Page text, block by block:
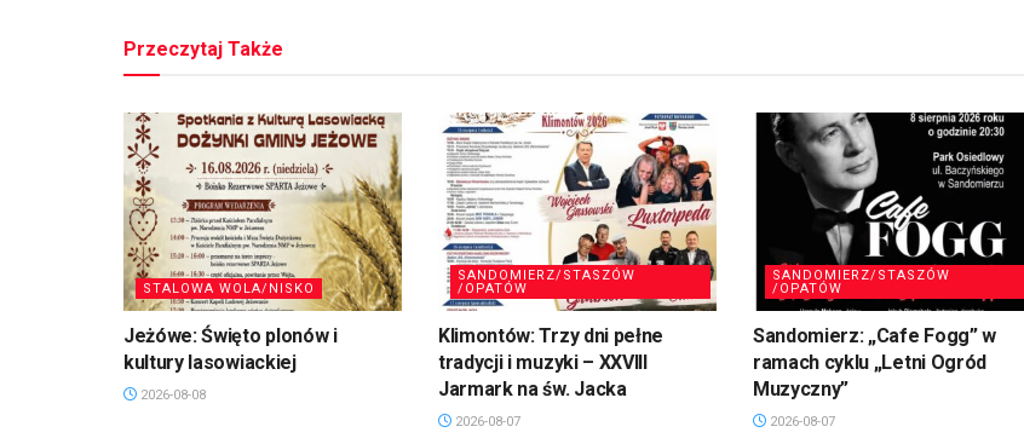
Przeczytaj Także
STALOWA WOLA/NISKO
Jeżówe: Święto plonów i
kultury lasowiackiej
2026-08-08
SANDOMIERZ/STASZÓW
/OPATÓW
Klimontów: Trzy dni pełne
tradycji i muzyki – XXVIII
Jarmark na św. Jacka
2026-08-07
SANDOMIERZ/STASZÓW
/OPATÓW
Sandomierz: „Cafe Fogg” w
ramach cyklu „Letni Ogród
Muzyczny”
2026-08-07